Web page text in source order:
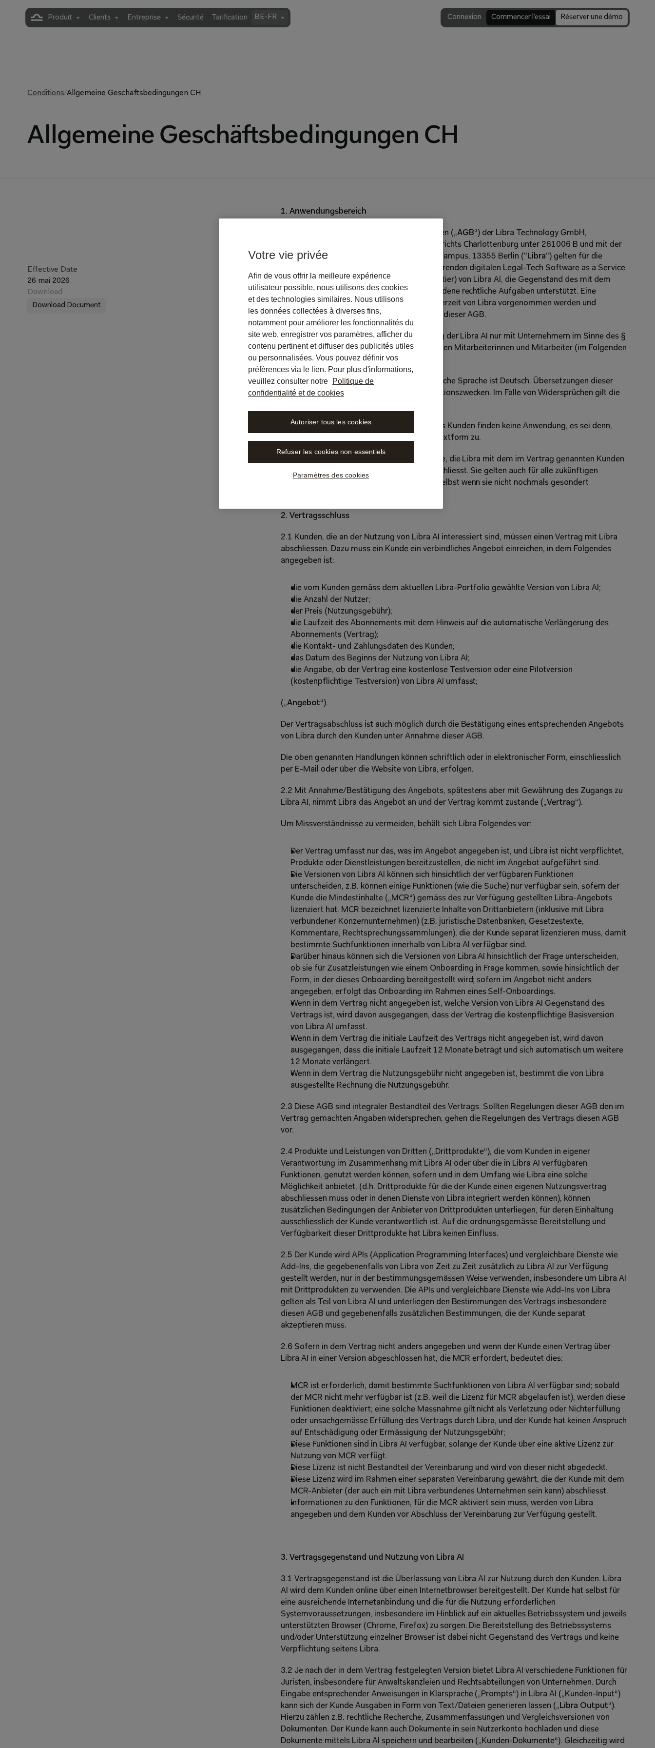
Produit Clients Entreprise Sécurité Tarification BE-FR Connexion Commencer l’essai Réserver une démo
Conditions/Allgemeine Geschäftsbedingungen CH
Allgemeine Geschäftsbedingungen CH
Effective Date
26 mai 2026
Download
Download Document
1. Anwendungsbereich
1.1 Diese Allgemeinen Geschäftsbedingungen („AGB“) der Libra Technology GmbH,
eingetragen im Handelsregister des Amtsgerichts Charlottenburg unter 261006 B und mit der
Geschäftsadresse Max-Urich-Strasse 3, AI Campus, 13355 Berlin (" Libra") gelten für die
Nutzung der auf Künstlicher Intelligenz basierenden digitalen Legal-Tech Software as a Service
Anwendung („Libra AI“), die je nach Version (tier) von Libra AI, die Gegenstand des mit dem
Kunden geschlossenen Vertrags ist, verschiedene rechtliche Aufgaben unterstützt. Eine
Änderung des Namens von Libra AI kann jederzeit von Libra vorgenommen werden und
erfordert keine Änderung des Vertrags oder dieser AGB.
1.2 Libra schliesst Verträge über die Nutzung der Libra AI nur mit Unternehmern im Sinne des §
14 BGB („Kunden“) zur Bereitstellung an deren Mitarbeiterinnen und Mitarbeiter (im Folgenden
einheitlich „Nutzer“ genannt).
1.3 Die für den Vertragsabschluss massgebliche Sprache ist Deutsch. Übersetzungen dieser
AGB in andere Sprachen dienen nur Informationszwecken. Im Falle von Widersprüchen gilt die
1.4 Abweichende Geschäftsbedingungen des Kunden finden keine Anwendung, es sei denn,
Libra stimmt ihrer Geltung ausdrücklich in Textform zu.
1.5 Diese AGB sind Bestandteil aller Verträge, die Libra mit dem im Vertrag genannten Kunden
über die von Libra angebotene Leistungen schliesst. Sie gelten auch für alle zukünftigen
Leistungen oder Angebote an den Kunden, selbst wenn sie nicht nochmals gesondert
2. Vertragsschluss
2.1 Kunden, die an der Nutzung von Libra AI interessiert sind, müssen einen Vertrag mit Libra
abschliessen. Dazu muss ein Kunde ein verbindliches Angebot einreichen, in dem Folgendes
angegeben ist:
die vom Kunden gemäss dem aktuellen Libra-Portfolio gewählte Version von Libra AI;
die Anzahl der Nutzer;
der Preis (Nutzungsgebühr);
die Laufzeit des Abonnements mit dem Hinweis auf die automatische Verlängerung des
Abonnements (Vertrag);
die Kontakt- und Zahlungsdaten des Kunden;
das Datum des Beginns der Nutzung von Libra AI;
die Angabe, ob der Vertrag eine kostenlose Testversion oder eine Pilotversion
(kostenpflichtige Testversion) von Libra AI umfasst;
(„Angebot“).
Der Vertragsabschluss ist auch möglich durch die Bestätigung eines entsprechenden Angebots
von Libra durch den Kunden unter Annahme dieser AGB.
Die oben genannten Handlungen können schriftlich oder in elektronischer Form, einschliesslich
per E-Mail oder über die Website von Libra, erfolgen.
2.2 Mit Annahme/Bestätigung des Angebots, spätestens aber mit Gewährung des Zugangs zu
Libra AI, nimmt Libra das Angebot an und der Vertrag kommt zustande („Vertrag“).
Um Missverständnisse zu vermeiden, behält sich Libra Folgendes vor:
Der Vertrag umfasst nur das, was im Angebot angegeben ist, und Libra ist nicht verpflichtet,
Produkte oder Dienstleistungen bereitzustellen, die nicht im Angebot aufgeführt sind.
Die Versionen von Libra AI können sich hinsichtlich der verfügbaren Funktionen
unterscheiden, z.B. können einige Funktionen (wie die Suche) nur verfügbar sein, sofern der
Kunde die Mindestinhalte („MCR“) gemäss des zur Verfügung gestellten Libra-Angebots
lizenziert hat. MCR bezeichnet lizenzierte Inhalte von Drittanbietern (inklusive mit Libra
verbundener Konzernunternehmen) (z.B. juristische Datenbanken, Gesetzestexte,
Kommentare, Rechtsprechungssammlungen), die der Kunde separat lizenzieren muss, damit
bestimmte Suchfunktionen innerhalb von Libra AI verfügbar sind.
Darüber hinaus können sich die Versionen von Libra AI hinsichtlich der Frage unterscheiden,
ob sie für Zusatzleistungen wie einem Onboarding in Frage kommen, sowie hinsichtlich der
Form, in der dieses Onboarding bereitgestellt wird; sofern im Angebot nicht anders
angegeben, erfolgt das Onboarding im Rahmen eines Self-Onboardings.
Wenn in dem Vertrag nicht angegeben ist, welche Version von Libra AI Gegenstand des
Vertrags ist, wird davon ausgegangen, dass der Vertrag die kostenpflichtige Basisversion
von Libra AI umfasst.
Wenn in dem Vertrag die initiale Laufzeit des Vertrags nicht angegeben ist, wird davon
ausgegangen, dass die initiale Laufzeit 12 Monate beträgt und sich automatisch um weitere
12 Monate verlängert.
Wenn in dem Vertrag die Nutzungsgebühr nicht angegeben ist, bestimmt die von Libra
ausgestellte Rechnung die Nutzungsgebühr.
2.3 Diese AGB sind integraler Bestandteil des Vertrags. Sollten Regelungen dieser AGB den im
Vertrag gemachten Angaben widersprechen, gehen die Regelungen des Vertrags diesen AGB
vor.
2.4 Produkte und Leistungen von Dritten („Drittprodukte“), die vom Kunden in eigener
Verantwortung im Zusammenhang mit Libra AI oder über die in Libra AI verfügbaren
Funktionen, genutzt werden können, sofern und in dem Umfang wie Libra eine solche
Möglichkeit anbietet, (d.h. Drittprodukte für die der Kunde einen eigenen Nutzungsvertrag
abschliessen muss oder in denen Dienste von Libra integriert werden können), können
zusätzlichen Bedingungen der Anbieter von Drittprodukten unterliegen, für deren Einhaltung
ausschliesslich der Kunde verantwortlich ist. Auf die ordnungsgemässe Bereitstellung und
Verfügbarkeit dieser Drittprodukte hat Libra keinen Einfluss.
2.5 Der Kunde wird APIs (Application Programming Interfaces) und vergleichbare Dienste wie
Add-Ins, die gegebenenfalls von Libra von Zeit zu Zeit zusätzlich zu Libra AI zur Verfügung
gestellt werden, nur in der bestimmungsgemässen Weise verwenden, insbesondere um Libra AI
mit Drittprodukten zu verwenden. Die APIs und vergleichbare Dienste wie Add-Ins von Libra
gelten als Teil von Libra AI und unterliegen den Bestimmungen des Vertrags insbesondere
diesen AGB und gegebenenfalls zusätzlichen Bestimmungen, die der Kunde separat
akzeptieren muss.
2.6 Sofern in dem Vertrag nicht anders angegeben und wenn der Kunde einen Vertrag über
Libra AI in einer Version abgeschlossen hat, die MCR erfordert, bedeutet dies:
MCR ist erforderlich, damit bestimmte Suchfunktionen von Libra AI verfügbar sind; sobald
der MCR nicht mehr verfügbar ist (z.B. weil die Lizenz für MCR abgelaufen ist), werden diese
Funktionen deaktiviert; eine solche Massnahme gilt nicht als Verletzung oder Nichterfüllung
oder unsachgemässe Erfüllung des Vertrags durch Libra, und der Kunde hat keinen Anspruch
auf Entschädigung oder Ermässigung der Nutzungsgebühr;
Diese Funktionen sind in Libra AI verfügbar, solange der Kunde über eine aktive Lizenz zur
Nutzung von MCR verfügt.
Diese Lizenz ist nicht Bestandteil der Vereinbarung und wird von dieser nicht abgedeckt.
Diese Lizenz wird im Rahmen einer separaten Vereinbarung gewährt, die der Kunde mit dem
MCR-Anbieter (der auch ein mit Libra verbundenes Unternehmen sein kann) abschliesst.
Informationen zu den Funktionen, für die MCR aktiviert sein muss, werden von Libra
angegeben und dem Kunden vor Abschluss der Vereinbarung zur Verfügung gestellt.
3. Vertragsgegenstand und Nutzung von Libra AI
3.1 Vertragsgegenstand ist die Überlassung von Libra AI zur Nutzung durch den Kunden. Libra
AI wird dem Kunden online über einen Internetbrowser bereitgestellt. Der Kunde hat selbst für
eine ausreichende Internetanbindung und die für die Nutzung erforderlichen
Systemvoraussetzungen, insbesondere im Hinblick auf ein aktuelles Betriebssystem und jeweils
unterstützten Browser (Chrome, Firefox) zu sorgen. Die Bereitstellung des Betriebssystems
und/oder Unterstützung einzelner Browser ist dabei nicht Gegenstand des Vertrags und keine
Verpflichtung seitens Libra.
3.2 Je nach der in dem Vertrag festgelegten Version bietet Libra AI verschiedene Funktionen für
Juristen, insbesondere für Anwaltskanzleien und Rechtsabteilungen von Unternehmen. Durch
Eingabe entsprechender Anweisungen in Klarsprache („Prompts“) in Libra AI („Kunden-Input“)
kann sich der Kunde Ausgaben in Form von Text/Dateien generieren lassen („ Libra Output“).
Hierzu zählen z.B. rechtliche Recherche, Zusammenfassungen und Vergleichsversionen von
Dokumenten. Der Kunde kann auch Dokumente in sein Nutzerkonto hochladen und diese
Dokumente mittels Libra AI speichern und bearbeiten („Kunden-Dokumente“). Gleichzeitig wird
Votre vie privée
Afin de vous offrir la meilleure expérience
utilisateur possible, nous utilisons des cookies
et des technologies similaires. Nous utilisons
les données collectées à diverses fins,
notamment pour améliorer les fonctionnalités du
site web, enregistrer vos paramètres, afficher du
contenu pertinent et diffuser des publicités utiles
ou personnalisées. Vous pouvez définir vos
préférences via le lien. Pour plus d'informations,
veuillez consulter notre
Politique de
confidentialité et de cookies
Paramètres des cookies
Refuser les cookies non essentiels
Autoriser tous les cookies